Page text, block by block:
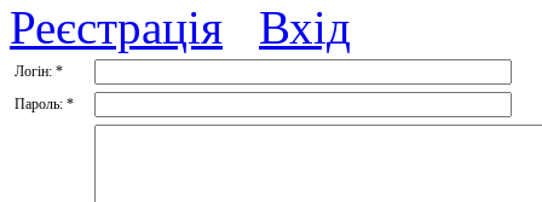
Реєстрація Вхід
Логін: *
Пароль: *